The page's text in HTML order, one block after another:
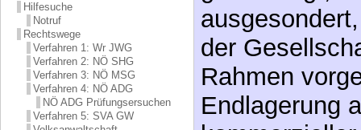
Hilfesuche
Notruf
Rechtswege
Verfahren 1: Wr JWG
Verfahren 2: NÖ SHG
Verfahren 3: NÖ MSG
Verfahren 4: NÖ ADG
NÖ ADG Prüfungsersuchen
Verfahren 5: SVA GW
der
Rahmen
Endlagerung